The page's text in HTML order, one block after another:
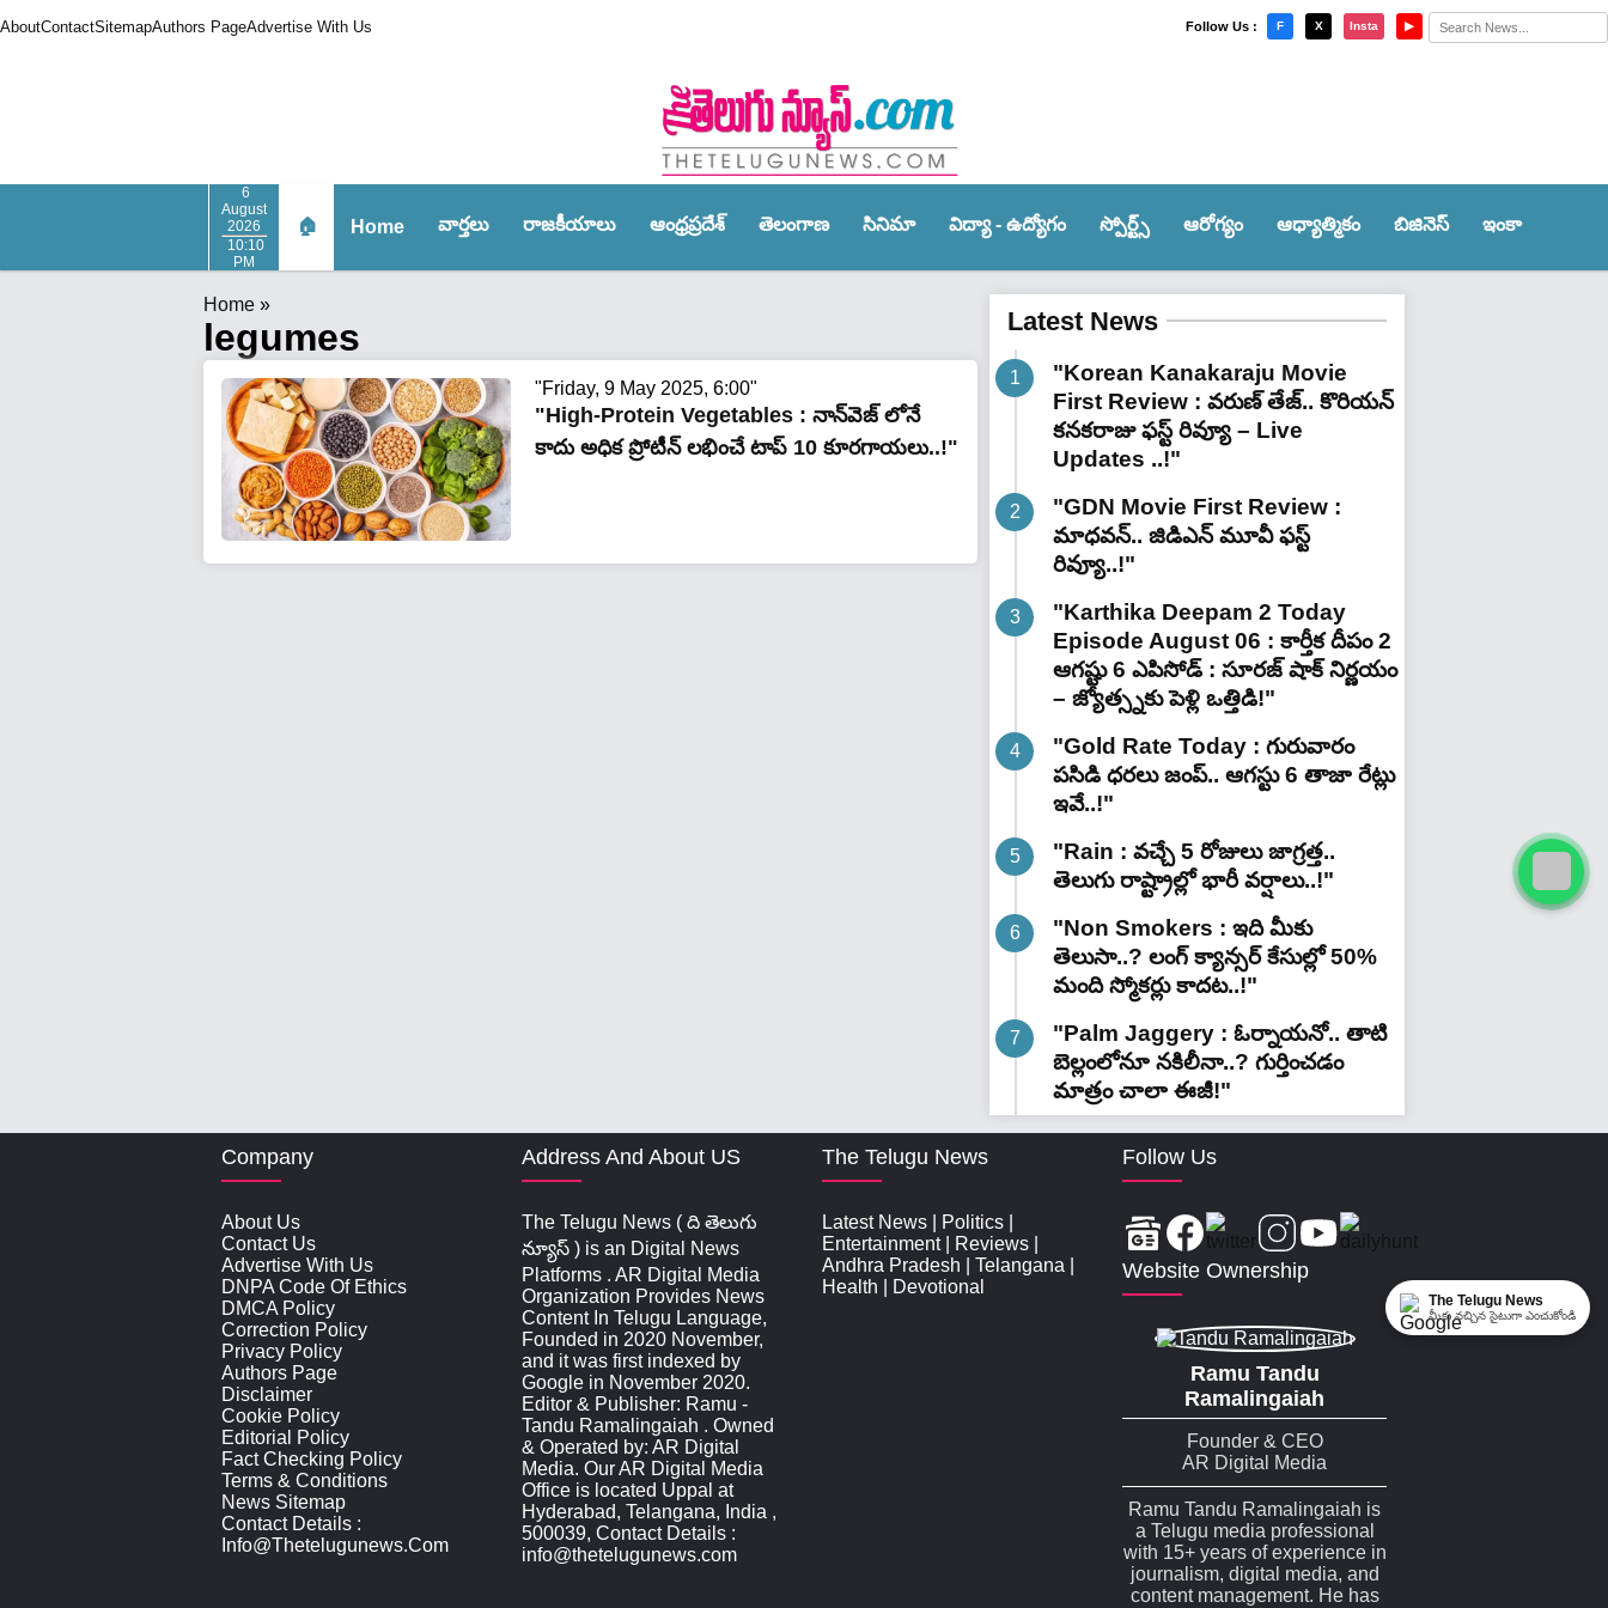
AboutContactSitemapAuthors PageAdvertise With Us Follow Us : F X Insta ▶
6
August
2026
10:10
PM
🏠 Home వార్త‌లు రాజ‌కీయాలు ఆంధ్ర‌ప్ర‌దేశ్‌ తెలంగాణ‌ సినిమా విద్యా - ఉద్యోగం స్పోర్ట్స్‌ ఆరోగ్యం ఆధ్యాత్మికం బిజినెస్ ఇంకా
×
Home »
legumes
"Friday, 9 May 2025, 6:00"
"High-Protein Vegetables : నాన్‌వెజ్‌ లోనే
కాదు అధిక ప్రోటీన్ ల‌భించే టాప్ 10 కూరగాయలు..!"
Latest News
"Korean Kanakaraju Movie
First Review : వరుణ్ తేజ్.. కొరియన్
కనకరాజు ఫస్ట్ రివ్యూ – Live
Updates ..!"
"GDN Movie First Review :
మాధవన్.. జిడిఎన్ మూవీ ఫ‌స్ట్
రివ్యూ..!"
"Karthika Deepam 2 Today
Episode August 06 : కార్తీక దీపం 2
ఆగష్టు 6 ఎపిసోడ్ : సూరజ్ షాక్ నిర్ణయం
– జ్యోత్స్నకు పెళ్లి ఒత్తిడి!"
"Gold Rate Today : గురువారం
పసిడి ధరలు జంప్.. ఆగస్టు 6 తాజా రేట్లు
ఇవే..!"
"Rain : వచ్చే 5 రోజులు జాగ్రత్త..
తెలుగు రాష్ట్రాల్లో భారీ వ‌ర్షాలు..!"
"Non Smokers : ఇది మీకు
తెలుసా..? లంగ్ క్యాన్సర్ కేసుల్లో 50%
మంది స్మోకర్లు కాదట..!"
"Palm Jaggery : ఓర్నాయనో.. తాటి
బెల్లంలోనూ నకిలీనా..? గుర్తించడం
మాత్రం చాలా ఈజీ!"
Company
About Us
Contact Us
Advertise With Us
DNPA Code Of Ethics
DMCA Policy
Correction Policy
Privacy Policy
Authors Page
Disclaimer
Cookie Policy
Editorial Policy
Fact Checking Policy
Terms & Conditions
News Sitemap
Contact Details :
Info@thetelugunews.com
Address And About US
The Telugu News ( ది తెలుగు
న్యూస్‌ ) is an Digital News
Platforms . AR Digital Media
Organization Provides News
Content In Telugu Language,
Founded in 2020 November,
and it was first indexed by
Google in November 2020.
Editor & Publisher: Ramu -
Tandu Ramalingaiah . Owned
& Operated by: AR Digital
Media. Our AR Digital Media
Office is located Uppal at
Hyderabad, Telangana, India ,
500039, Contact Details :
info@thetelugunews.com
The Telugu News
Latest News Politics
Entertainment| Reviews
Andhra Pradesh
Telangana
Health
Devotional
Follow Us
Website Ownership
Ramu Tandu
Ramalingaiah
Founder & CEO
AR Digital Media
Ramu Tandu Ramalingaiah is
a Telugu media professional
with 15+ years of experience in
journalism, digital media, and
content management. He has
The Telugu News
మీకు నచ్చిన సైటుగా ఎంచుకోండి